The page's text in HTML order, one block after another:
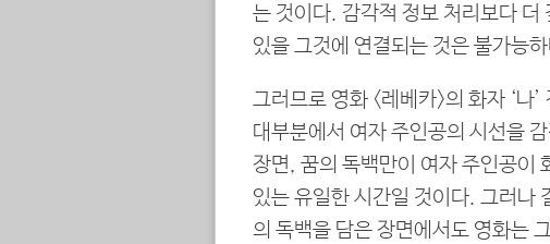
는 것이다. 감각적 정보 처리보다
있을 그것에 연결되는 것은 불가능
그러므로 영화 <레베카>의 화자 ‘나
대부분에서 여자 주인공의 시선을
장면, 꿈의 독백만이 여자 주인공이
있는 유일한 시간일 것이다. 그러나
의 독백을 담은 장면에서도 영화는